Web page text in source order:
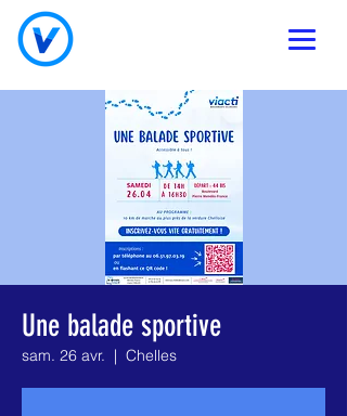
Une balade sportive
sam. 26 avr.
  |
Chelles